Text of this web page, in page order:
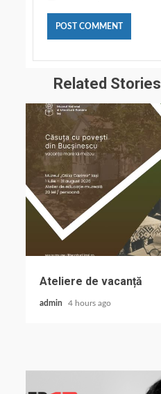
Related Stories
Ateliere de vacanță
admin 4 hours ago